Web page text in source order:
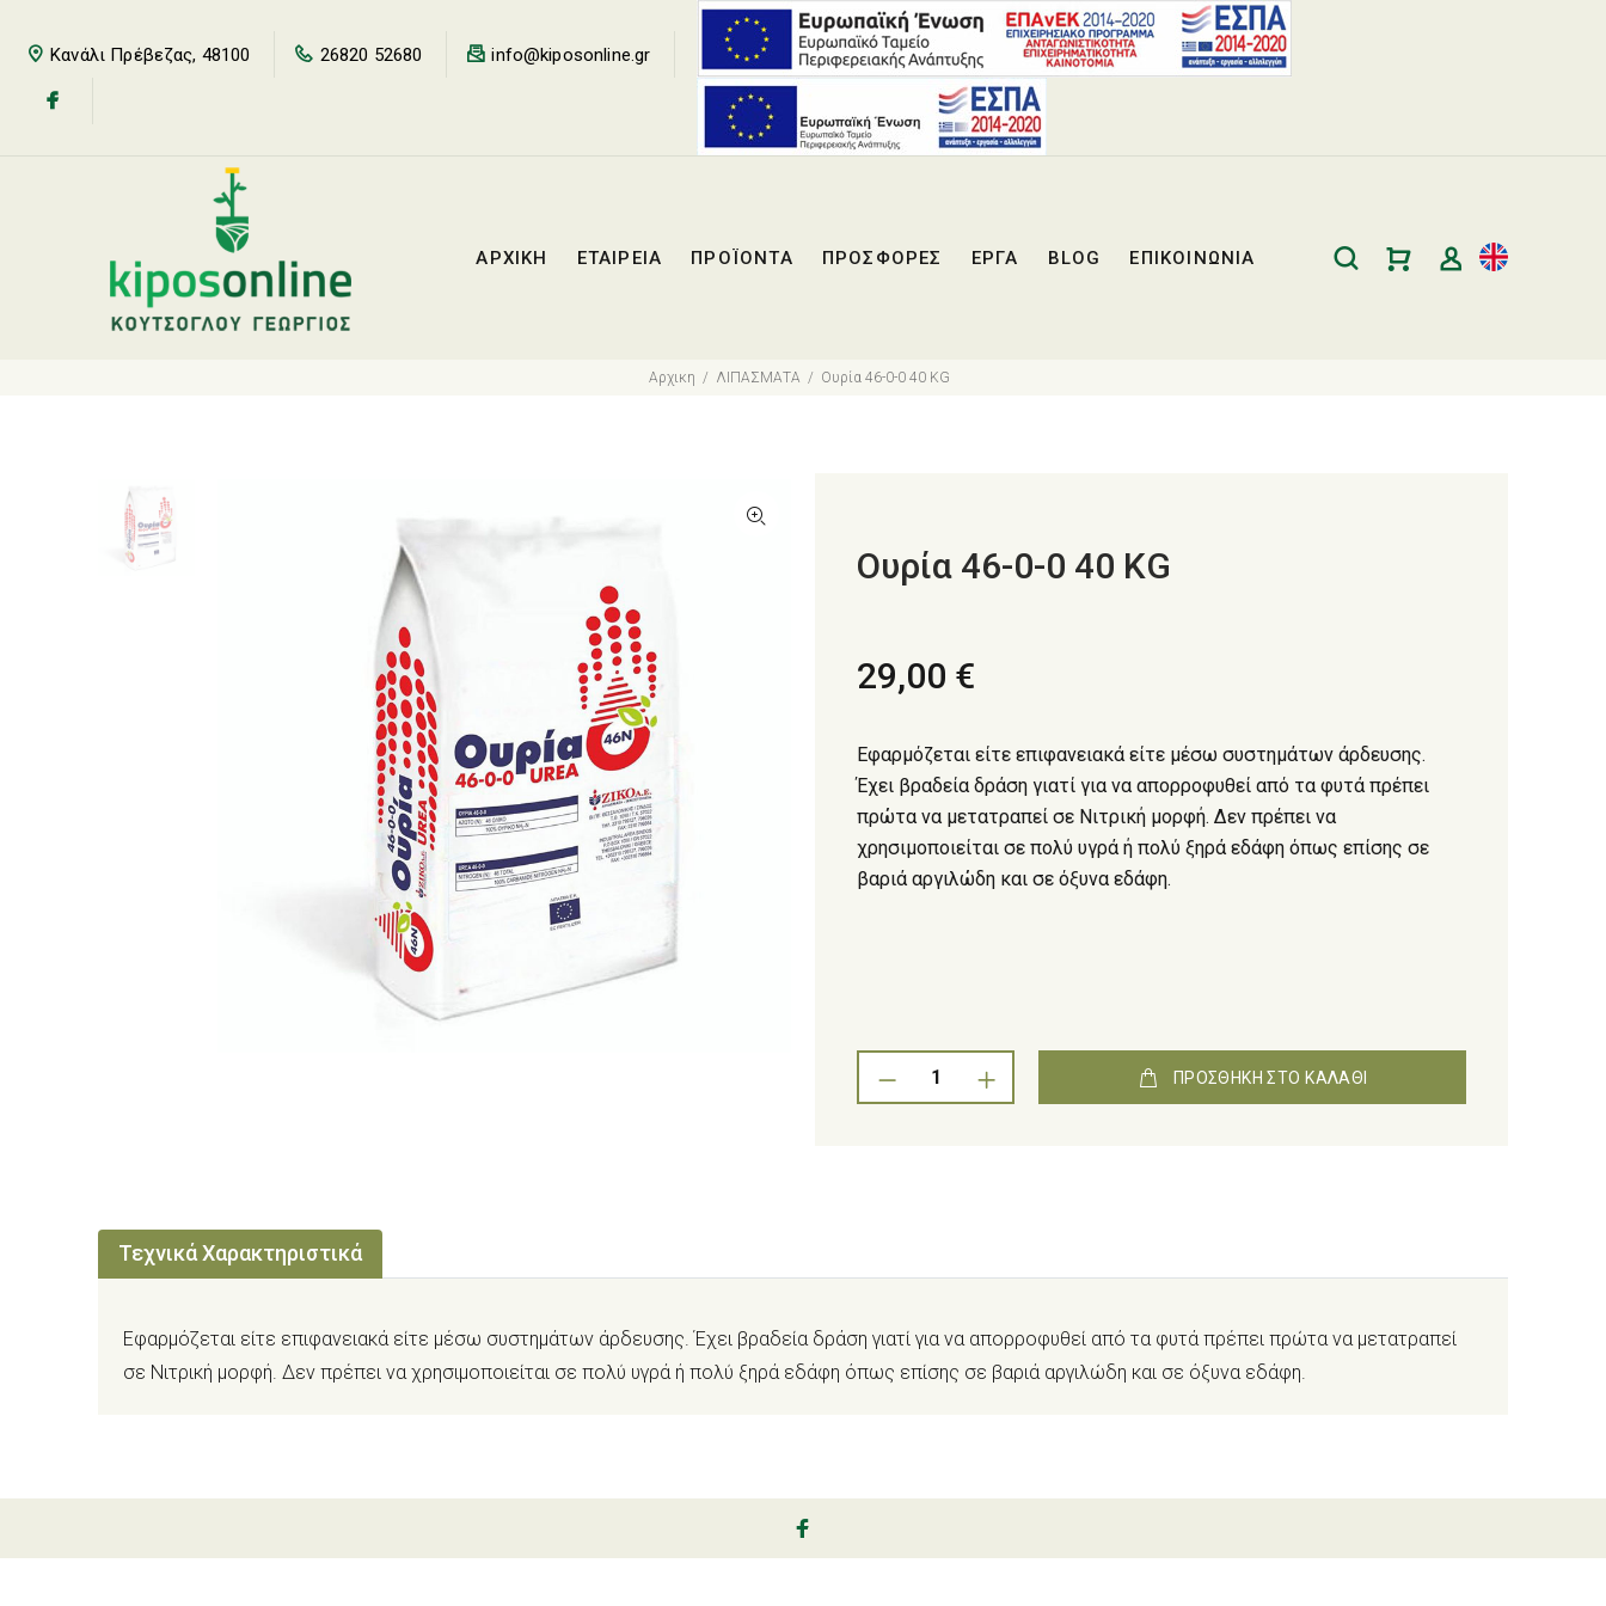
Loading...
Κανάλι Πρέβεζας, 48100 26820 52680 info@kiposonline.gr
ΑΡΧΙΚΗ ΕΤΑΙΡΕΙΑ ΠΡΟΪΟΝΤΑ ΠΡΟΣΦΟΡΕΣ ΕΡΓΑ BLOG ΕΠΙΚΟΙΝΩΝΙΑ
Αρχικη ΛΙΠΑΣΜΑΤΑ Ουρία 46-0-0 40 KG
Ουρία 46-0-0 40 KG
29,00 €
Εφαρμόζεται είτε επιφανειακά είτε μέσω συστημάτων άρδευσης.
Έχει βραδεία δράση γιατί για να απορροφυθεί από τα φυτά πρέπει
πρώτα να μετατραπεί σε Νιτρική μορφή. Δεν πρέπει να
χρησιμοποιείται σε πολύ υγρά ή πολύ ξηρά εδάφη όπως επίσης σε
βαριά αργιλώδη και σε όξυνα εδάφη.
ΠΡΟΣΘΗΚΗ ΣΤΟ ΚΑΛΑΘΙ
Τεχνικά Χαρακτηριστικά
Εφαρμόζεται είτε επιφανειακά είτε μέσω συστημάτων άρδευσης. Έχει βραδεία δράση γιατί για να απορροφυθεί από τα φυτά πρέπει πρώτα να μετατραπεί
σε Νιτρική μορφή. Δεν πρέπει να χρησιμοποιείται σε πολύ υγρά ή πολύ ξηρά εδάφη όπως επίσης σε βαριά αργιλώδη και σε όξυνα εδάφη.